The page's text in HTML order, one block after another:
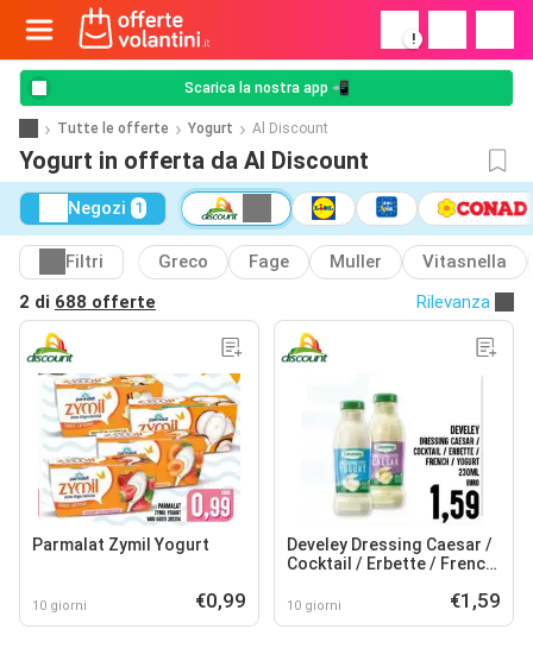
!
Scarica la nostra app 📲
Tutte le offerte Yogurt Al Discount
Yogurt in offerta da Al Discount
Negozi 1
Filtri Greco Fage Muller
Vitasnella
2 di 688 offerte Rilevanza
Parmalat Zymil Yogurt
10 giorni €0,99
Develey Dressing Caesar /
Cocktail / Erbette / French
10 giorni €1,59